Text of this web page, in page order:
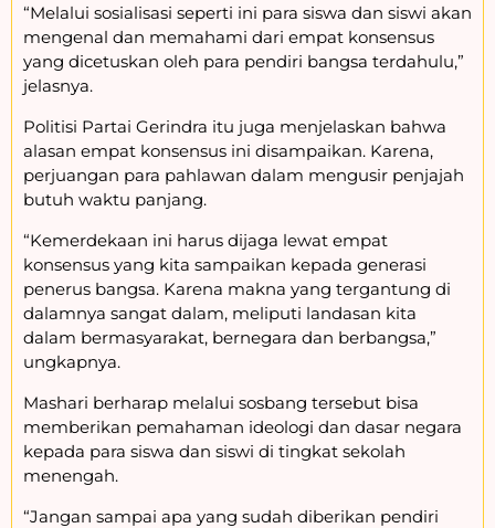
“Melalui sosialisasi seperti ini para siswa dan siswi akan
mengenal dan memahami dari empat konsensus
yang dicetuskan oleh para pendiri bangsa terdahulu,”
jelasnya.
Politisi Partai Gerindra itu juga menjelaskan bahwa
alasan empat konsensus ini disampaikan. Karena,
perjuangan para pahlawan dalam mengusir penjajah
butuh waktu panjang.
“Kemerdekaan ini harus dijaga lewat empat
konsensus yang kita sampaikan kepada generasi
penerus bangsa. Karena makna yang tergantung di
dalamnya sangat dalam, meliputi landasan kita
dalam bermasyarakat, bernegara dan berbangsa,”
ungkapnya.
Mashari berharap melalui sosbang tersebut bisa
memberikan pemahaman ideologi dan dasar negara
kepada para siswa dan siswi di tingkat sekolah
menengah.
“Jangan sampai apa yang sudah diberikan pendiri